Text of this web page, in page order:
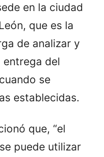
en la ciudad
que es la
de analizar y
entrega del
se
establecidas.
que, “el
puede utilizar